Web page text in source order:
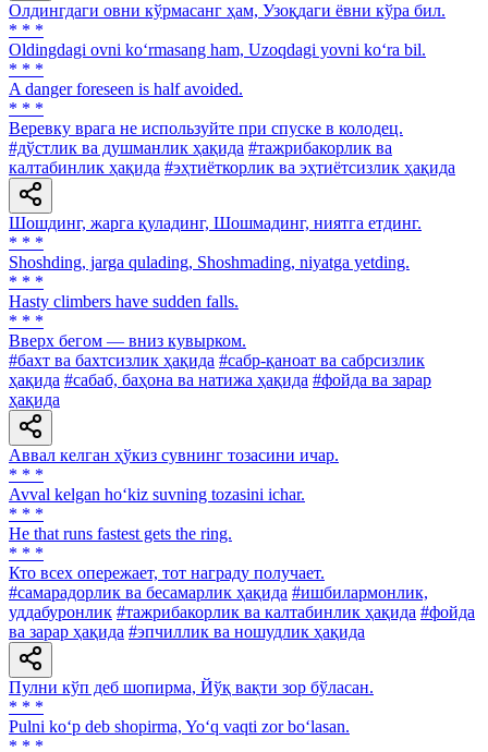
Олдингдаги овни кўрмасанг ҳам, Узоқдаги ёвни кўра бил.
* * *
Oldingdagi ovni ko‘rmasang ham, Uzoqdagi yovni ko‘ra bil.
* * *
A danger foreseen is half avoided.
* * *
Веревку врага не используйте при спуске в колодец.
#дўстлик ва душманлик ҳақида #тажрибакорлик ва
калтабинлик ҳақида #эҳтиёткорлик ва эҳтиётсизлик ҳақида
Шошдинг, жарга қуладинг, Шошмадинг, ниятга етдинг.
* * *
Shoshding, jarga qulading, Shoshmading, niyatga yetding.
* * *
Hasty climbers have sudden falls.
* * *
Вверх бегом — вниз кувырком.
#бахт ва бахтсизлик ҳақида #сабр-қаноат ва сабрсизлик
ҳақида #сабаб, баҳона ва натижа ҳақида #фойда ва зарар
ҳақида
Аввал келган ҳўкиз сувнинг тозасини ичар.
* * *
Avval kelgan ho‘kiz suvning tozasini ichar.
* * *
Не that runs fastest gets the ring.
* * *
Кто всех опережает, тот награду получает.
#самарадорлик ва бесамарлик ҳақида #ишбилармонлик,
уддабуронлик #тажрибакорлик ва калтабинлик ҳақида #фойда
ва зарар ҳақида #эпчиллик ва ношудлик ҳақида
Пулни кўп деб шопирма, Йўқ вақти зор бўласан.
* * *
Pulni ko‘p deb shopirma, Yo‘q vaqti zor bo‘lasan.
* * *